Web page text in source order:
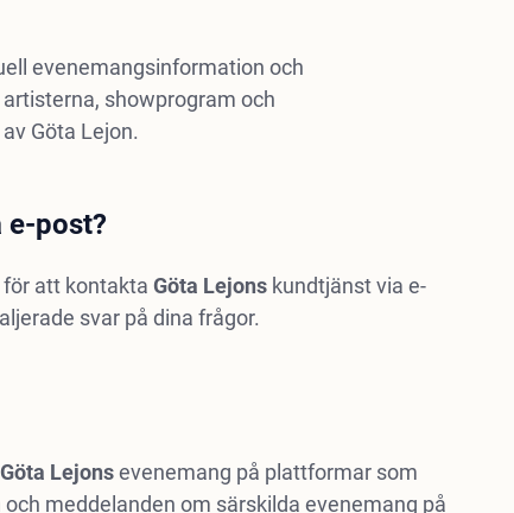
evenemangsinformation och
showprogram och
Göta Lejon.
e-post?
att kontakta Göta Lejonskundtjänst via e-
svar på dina frågor.
Göta Lejonsevenemang på plattformar som
meddelanden om särskilda evenemang på